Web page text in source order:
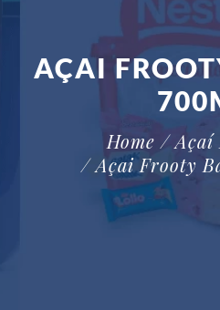
AÇAI
Home / Açaí
/ Açai Frooty